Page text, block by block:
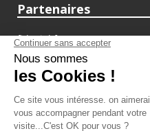
Partenaires
fiducial.fr
lyoncapitale.fr
olympique-et-lyonnais.com
L'application Iphone /